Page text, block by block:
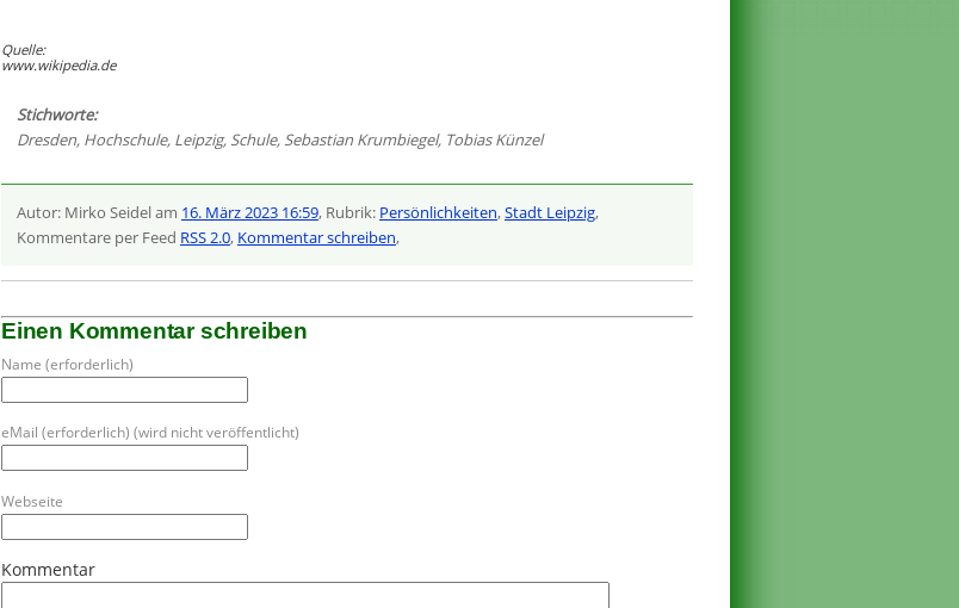
Quelle:
www.wikipedia.de
Stichworte:
Dresden, Hochschule, Leipzig, Schule, Sebastian Krumbiegel, Tobias Künzel
Autor: Mirko Seidel am 16. März 2023 16:59, Rubrik: Persönlichkeiten,Stadt Leipzig,
Kommentare per Feed RSS 2.0, Kommentar schreiben,
Einen Kommentar schreiben
Name (erforderlich)
eMail (erforderlich) (wird nicht veröffentlicht)
Webseite
Kommentar